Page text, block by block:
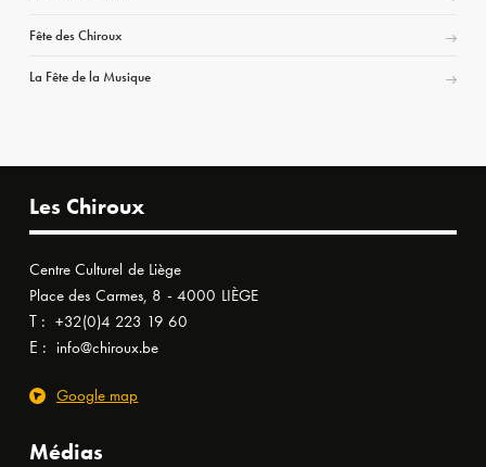
Fête des Chiroux
La Fête de la Musique
Les Chiroux
Centre Culturel de Liège
Place des Carmes, 8 - 4000 LIÈGE
T : +32(0)4 223 19 60
E : info@chiroux.be
Google map
Médias